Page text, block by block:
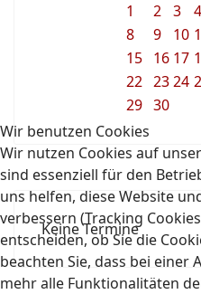
1
2 3 4
8
9 10
15 16 17
22 2324
29 30
Keine Termine
Wir benutzen Cookies
Wir nutzen Cookies auf
sind essenziell für den
uns helfen, diese Website
verbessern (Tracking
entscheiden, ob Sie die
beachten Sie, dass bei
mehr alle Funktionalitäten